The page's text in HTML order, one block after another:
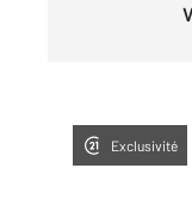
Exclusivité